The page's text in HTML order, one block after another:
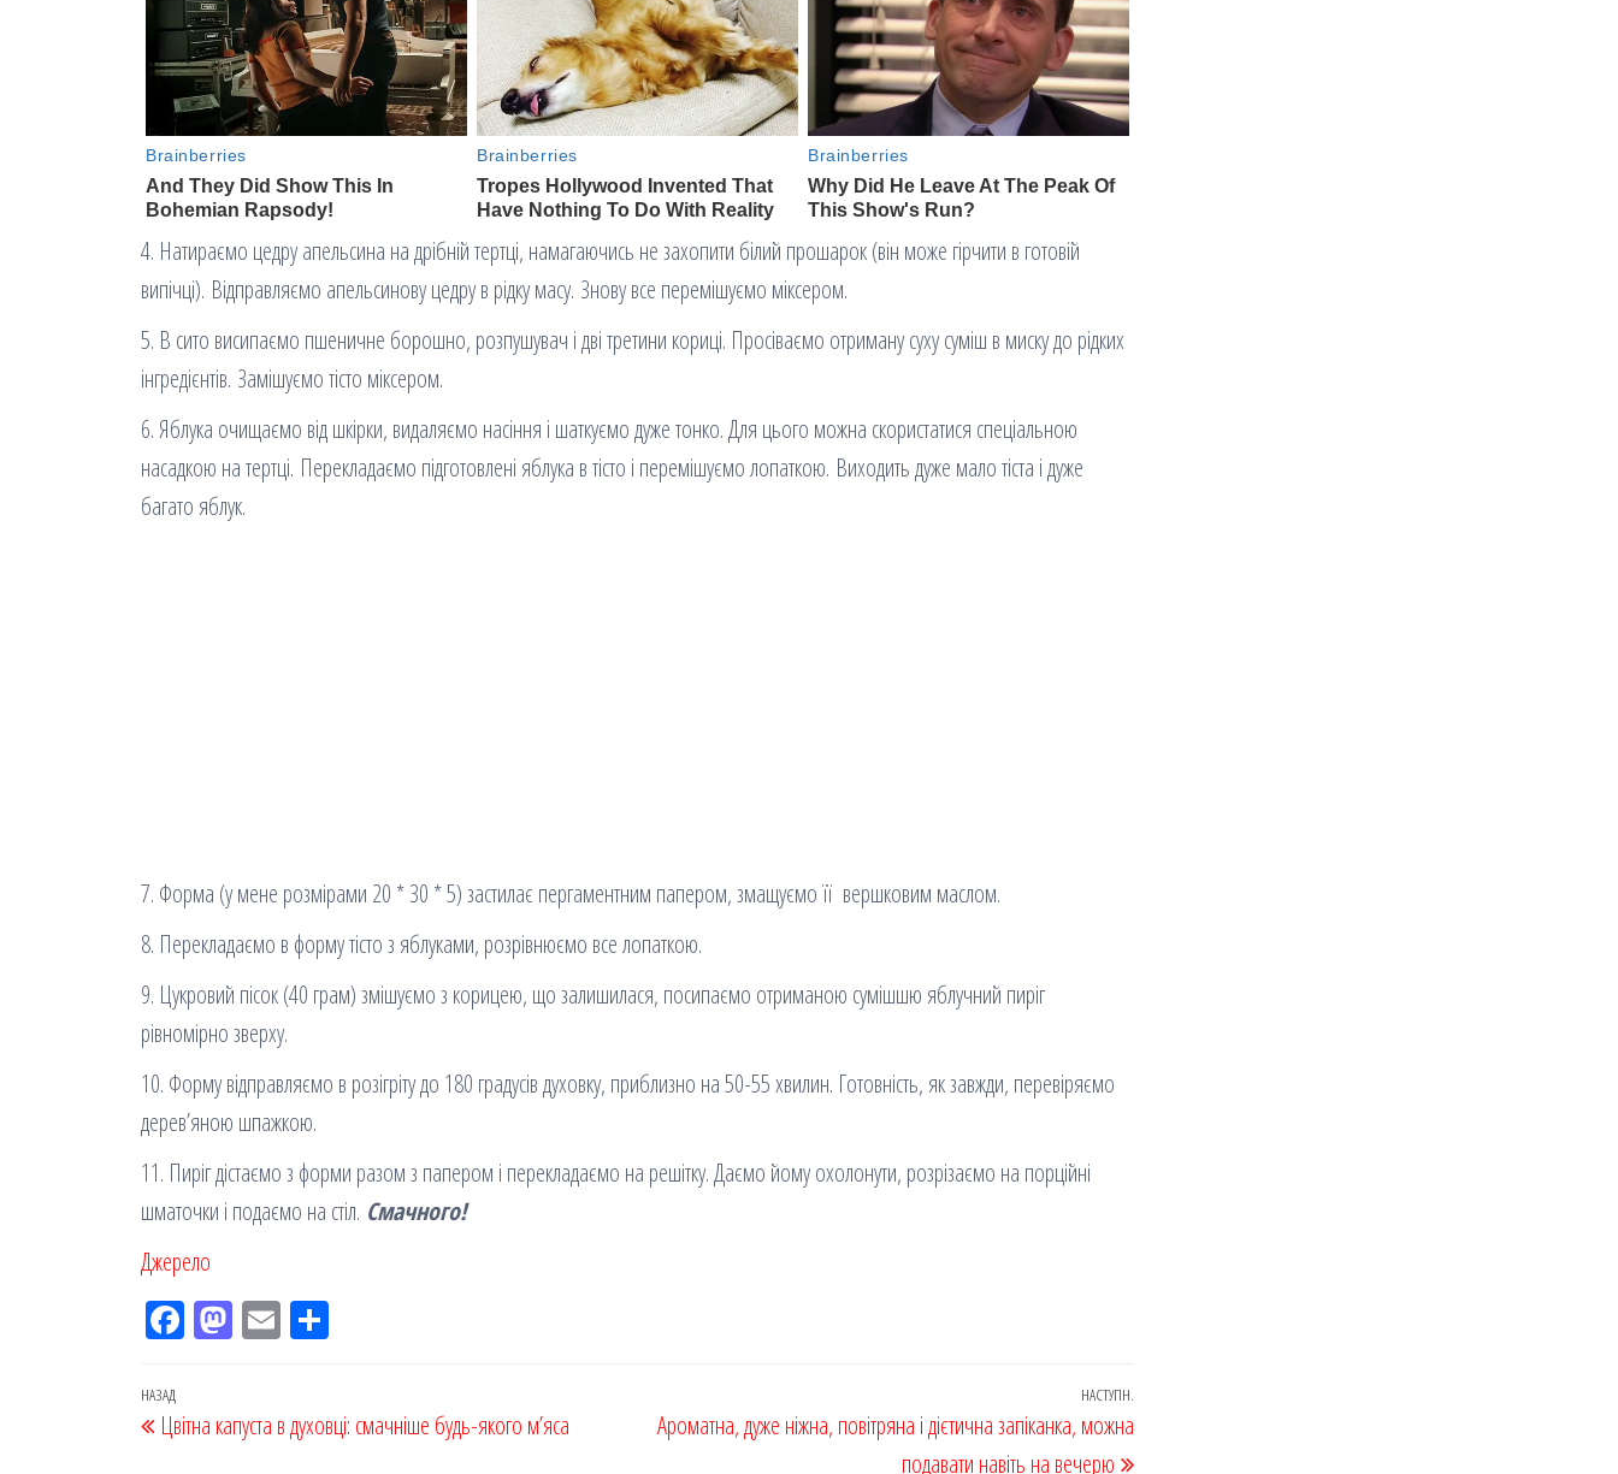
4. Натираємо цедру апельсина на дрібній тертці, намагаючись не захопити білий прошарок (він може гірчити в готовій
випічці). Відправляємо апельсинову цедру в рідку масу. Знову все перемішуємо міксером.
5. В сито висипаємо пшеничне борошно, розпушувач і дві третини кориці. Просіваємо отриману суху суміш в миску до рідких
інгредієнтів. Замішуємо тісто міксером.
6. Яблука очищаємо від шкірки, видаляємо насіння і шаткуємо дуже тонко. Для цього можна скористатися спеціальною
насадкою на тертці. Перекладаємо підготовлені яблука в тісто і перемішуємо лопаткою. Виходить дуже мало тіста і дуже
багато яблук.
7. Форма (у мене розмірами 20 * 30 * 5) застилає пергаментним папером, змащуємо її вершковим маслом.
8. Перекладаємо в форму тісто з яблуками, розрівнюємо все лопаткою.
9. Цукровий пісок (40 грам) змішуємо з корицею, що залишилася, посипаємо отриманою сумішшю яблучний пиріг
рівномірно зверху.
10. Форму відправляємо в розігріту до 180 градусів духовку, приблизно на 50-55 хвилин. Готовність, як завжди, перевіряємо
дерев’яною шпажкою.
11. Пиріг дістаємо з форми разом з папером і перекладаємо на решітку. Даємо йому охолонути, розрізаємо на порційні
шматочки і подаємо на стіл. Смачного!
Джерело
Fac
k
M
on
Em
ис
Навігація
записів
Попередній
запис
НАЗАД
Цвітна капуста в духовці: смачніше будь-якого м’яса
НАСТУПН.
Ароматна, дуже ніжна, повітряна і дієтична запіканка, можна
подавати навіть на вечерю